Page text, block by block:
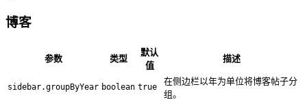
博客
参数 类型
默认
值
描述
sidebar.groupByYear boolean true
在侧边栏以年为单位将博客帖子分
组。